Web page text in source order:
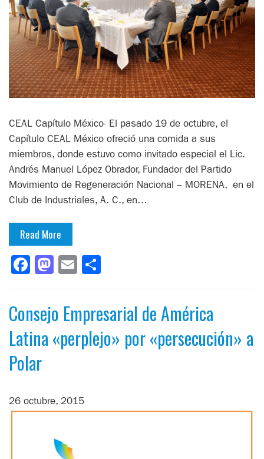
CEAL Capítulo México- El pasado 19 de octubre, el
Capítulo CEAL México ofreció una comida a sus
miembros, donde estuvo como invitado especial el Lic.
Andrés Manuel López Obrador, Fundador del Partido
Movimiento de Regeneración Nacional – MORENA, en el
Club de Industriales, A. C., en…
Read More
Facebook
Mastodon
Email
Consejo Empresarial de América
Latina «perplejo» por «persecución» a
Polar
26 octubre, 2015